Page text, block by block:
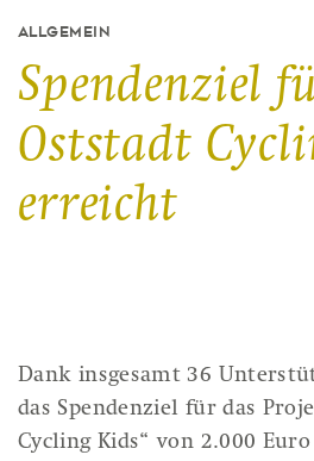
ALLGEMEIN
Spendenziel
Oststadt
erreicht
Dank insgesamt 36
das Spendenziel für das
Cycling Kids“ von 2.000